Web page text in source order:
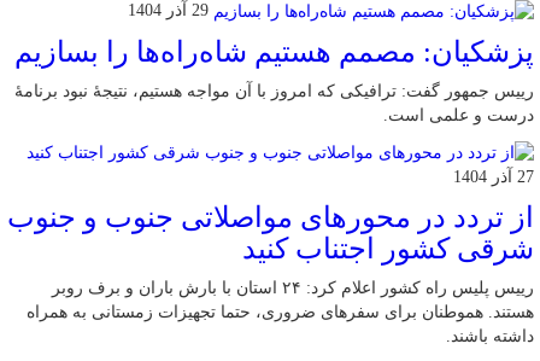
29 آذر 1404
پزشکیان: مصمم هستیم شاه‌راه‌ها را بسازیم
رییس جمهور گفت: ترافیکی که امروز با آن مواجه هستیم، نتیجۀ نبود برنامۀ
درست و علمی است.
27 آذر 1404
از تردد در محورهای مواصلاتی جنوب و جنوب
شرقی کشور اجتناب کنید
رییس پلیس راه کشور اعلام کرد: ۲۴ استان با بارش باران و برف روبر
هستند. هموطنان برای سفرهای ضروری، حتما تجهیزات زمستانی به همراه
داشته باشند.